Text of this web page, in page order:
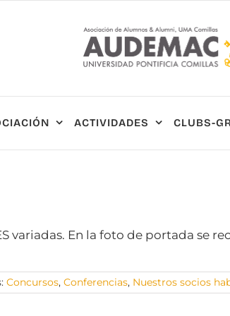
ACTIVIDADES CLUBS-
variadas. En la foto de portada se
Concursos, Conferencias, Nuestros socios